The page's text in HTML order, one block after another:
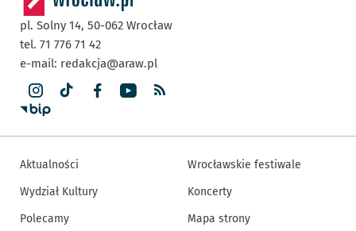
pl. Solny 14, 50-062 Wrocław
tel. 71 776 71 42
e-mail: redakcja@araw.pl
Aktualności
Wydział Kultury
Polecamy
Wrocławskie festiwale
Koncerty
Mapa strony